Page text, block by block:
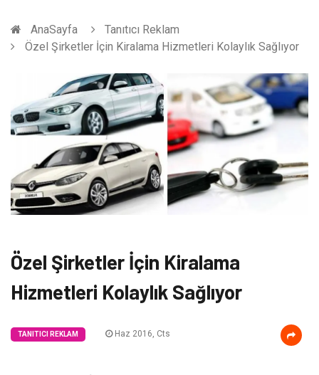
AnaSayfa
Tanıtıcı Reklam
Özel Şirketler İçin Kiralama Hizmetleri Kolaylık Sağlıyor
Özel Şirketler İçin Kiralama
Hizmetleri Kolaylık Sağlıyor
TANITICI REKLAM Haz 2016, Cts